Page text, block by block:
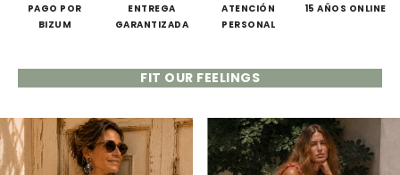
PAGO POR
BIZUM
ENTREGA
GARANTIZADA
ATENCIÓN
PERSONAL
15 AÑOS ONLINE
FIT OUR FEELINGS